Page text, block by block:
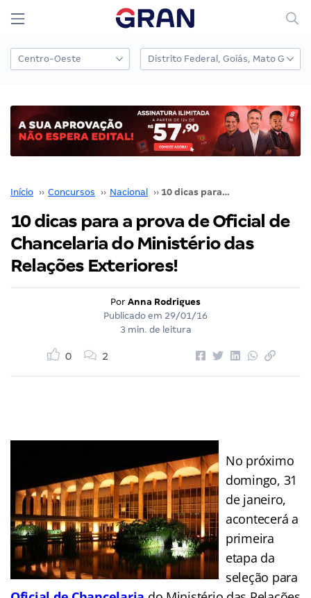
Início ›› Concursos ›› Nacional ›› 10 dicas para a prova de Oficial de Chancelaria do Ministério das Relações Exteriores!
10 dicas para a prova de Oficial de
Chancelaria do Ministério das
Relações Exteriores!
Por Anna Rodrigues
Publicado em 29/01/16
3 min. de leitura
0 2
No próximo
domingo, 31
de janeiro,
acontecerá a
primeira
etapa da
seleção para